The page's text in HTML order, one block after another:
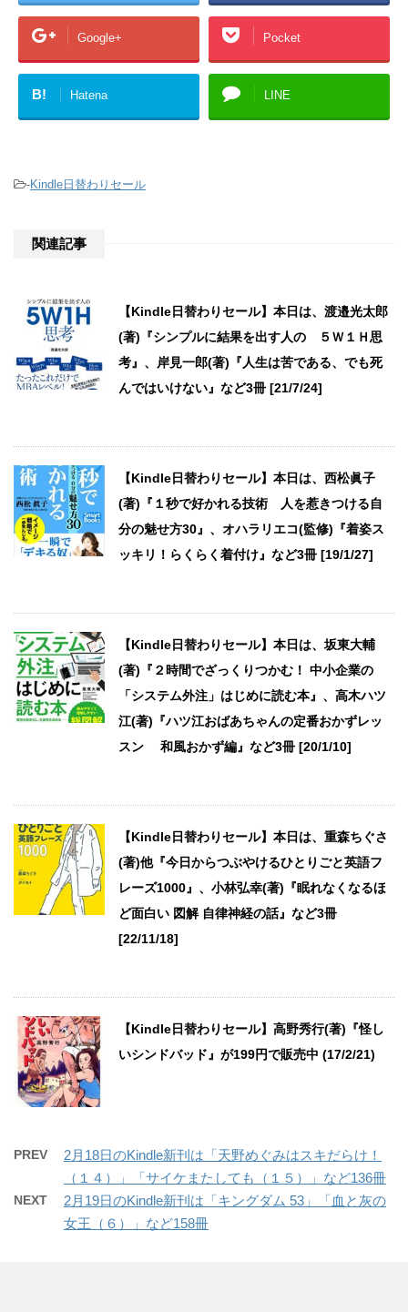
Google+ Pocket
B! Hatena LINE
-Kindle日替わりセール
関連記事
【Kindle日替わりセール】本日は、渡邉光太郎
(著)『シンプルに結果を出す人の ５Ｗ１Ｈ思
考』、岸見一郎(著)『人生は苦である、でも死
んではいけない』など3冊 [21/7/24]
【Kindle日替わりセール】本日は、西松眞子
(著)『１秒で好かれる技術 人を惹きつける自
分の魅せ方30』、オハラリエコ(監修)『着姿ス
ッキリ！らくらく着付け』など3冊 [19/1/27]
【Kindle日替わりセール】本日は、坂東大輔
(著)『２時間でざっくりつかむ！ 中小企業の
「システム外注」はじめに読む本』、高木ハツ
江(著)『ハツ江おばあちゃんの定番おかずレッ
スン 和風おかず編』など3冊 [20/1/10]
【Kindle日替わりセール】本日は、重森ちぐさ
(著)他『今日からつぶやけるひとりごと英語フ
レーズ1000』、小林弘幸(著)『眠れなくなるほ
ど面白い 図解 自律神経の話』など3冊
[22/11/18]
【Kindle日替わりセール】高野秀行(著)『怪し
いシンドバッド』が199円で販売中 (17/2/21)
PREV
2月18日のKindle新刊は「天野めぐみはスキだらけ！
（１４）」「サイケまたしても（１５）」など136冊
NEXT
2月19日のKindle新刊は「キングダム 53」「血と灰の
女王（６）」など158冊